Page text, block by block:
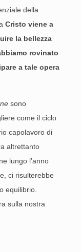
della
Cristo viene a
la bellezza
rovinato
a tale opera
sono
come il ciclo
capolavoro di
altrettanto
lungo l’anno
ci risulterebbe
equilibrio.
sulla nostra